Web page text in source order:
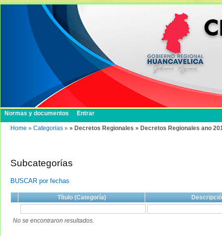
Normas y documentos Entrar
Home » Categorias » » Decretos Regionales » Decretos Regionales ano
Subcategorías
BUSCAR por fechas
Título (Categoría)
No se encontraron resultados.